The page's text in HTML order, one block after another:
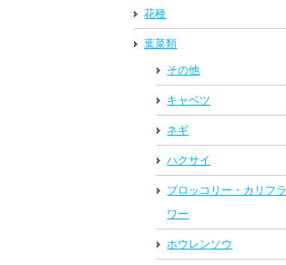
花種
葉菜類
その他
キャベツ
ネギ
ハクサイ
ブロッコリー・カリフラ
ワー
ホウレンソウ